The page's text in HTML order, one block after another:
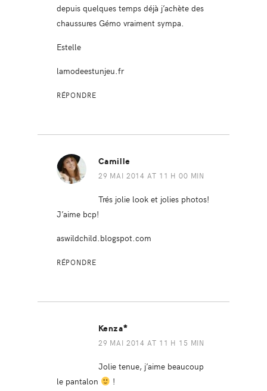
depuis quelques temps déjà j’achète des
chaussures Gémo vraiment sympa.
Estelle
lamodeestunjeu.fr
RÉPONDRE
Camille
29 MAI 2014 AT 11 H 00 MIN
Trés jolie look et jolies photos!
J’aime bcp!
aswildchild.blogspot.com
RÉPONDRE
Kenza*
29 MAI 2014 AT 11 H 15 MIN
Jolie tenue, j’aime beaucoup
le pantalon
!